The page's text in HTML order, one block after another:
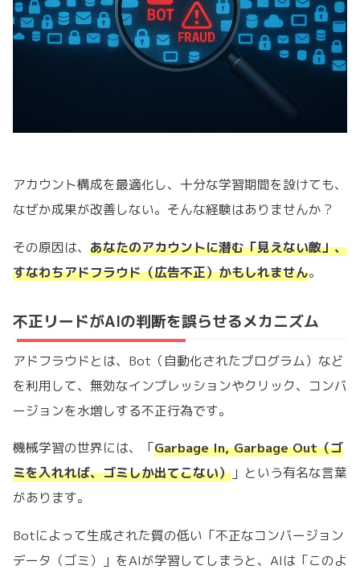
アカウント構成を最適化し、十分な学習期間を設けても、
なぜか成果が改善しない。そんな経験はありませんか？
その原因は、 あなたのアカウントに潜む「見えない敵」、
すなわちアドフラウド（広告不正）かもしれません。
不正リードがAIの判断を誤らせるメカニズム
アドフラウドとは、Bot（自動化されたプログラム）など
を利用して、無効なインプレッションやクリック、コンバ
ージョンを水増しする不正行為です。
機械学習の世界には、「Garbage In, Garbage Out（ゴ
ミを入れれば、ゴミしか出てこない） 」という有名な言葉
があります。
Botによって生成された質の低い「不正なコンバージョン
データ（ゴミ）」をAIが学習してしまうと、AIは「このよ